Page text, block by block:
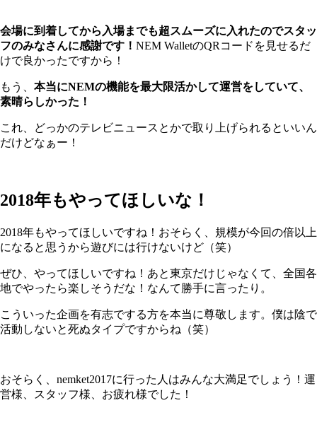
会場に到着してから入場までも超スムーズに入れたのでスタッ
フのみなさんに感謝です！ NEM WalletのQRコードを見せるだ
けで良かったですから！
もう、 本当にNEMの機能を最大限活かして運営をしていて、
素晴らしかった！
これ、どっかのテレビニュースとかで取り上げられるといいん
だけどなぁー！
2018年もやってほしいな！
2018年もやってほしいですね！おそらく、規模が今回の倍以上
になると思うから遊びには行けないけど（笑）
ぜひ、やってほしいですね！あと東京だけじゃなくて、全国各
地でやったら楽しそうだな！なんて勝手に言ったり。
こういった企画を有志でする方を本当に尊敬します。僕は陰で
活動しないと死ぬタイプですからね（笑）
おそらく、nemket2017に行った人はみんな大満足でしょう！運
営様、スタッフ様、お疲れ様でした！